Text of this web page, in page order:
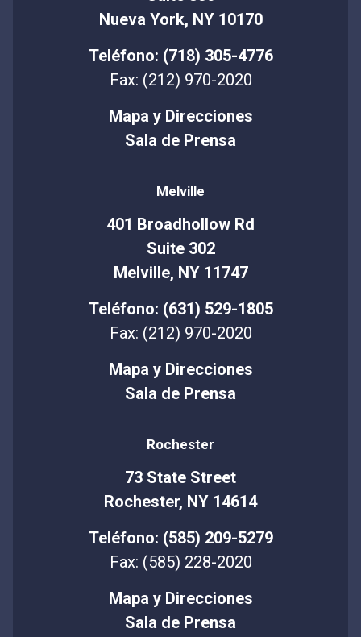
Nueva York, NY 10170
Teléfono: (718) 305-4776
Fax: (212) 970-2020
Mapa y Direcciones
Sala de Prensa
Melville
401 Broadhollow Rd
Suite 302
Melville, NY 11747
Teléfono: (631) 529-1805
Fax: (212) 970-2020
Mapa y Direcciones
Sala de Prensa
Rochester
73 State Street
Rochester, NY 14614
Teléfono: (585) 209-5279
Fax: (585) 228-2020
Mapa y Direcciones
Sala de Prensa